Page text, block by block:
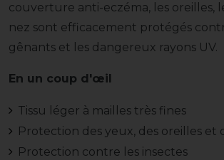
couverture anti-eczéma, les oreilles,
nez sont efficacement protégés
gênants et les dangereux rayons UV.
En un coup d'œil
Tissu léger à mailles très fines
Protection des yeux, des oreilles et
Protection contre les insectes